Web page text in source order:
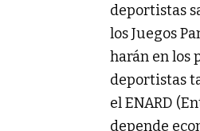
deportistas
los Juegos
harán en los
deportistas
el ENARD
depende